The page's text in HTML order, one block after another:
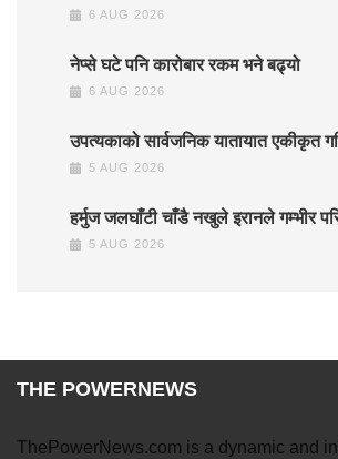
6 AUG 2026
नेप्से घटे पनि कारोबार रकम भने बढ्यो
6 AUG 2026
उपत्यकाको सार्वजनिक यातायात एकीकृत
5 AUG 2026
हर्मुज जलघाँटी चाँडै नखुले इरानले गम्भीर
5 AUG 2026
THE POWERNEWS
ThePowerNews.com is a dynamic and